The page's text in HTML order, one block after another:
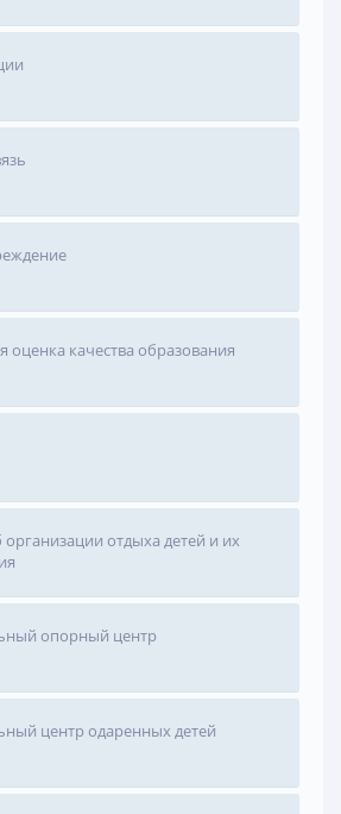
оценка качества образования
организации отдыха детей и их
опорный центр
центр одаренных детей